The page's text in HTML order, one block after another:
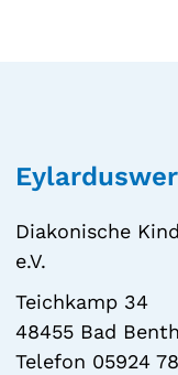
Diakonische
e.V.
Teichkamp 34
48455 Bad
Telefon 05924